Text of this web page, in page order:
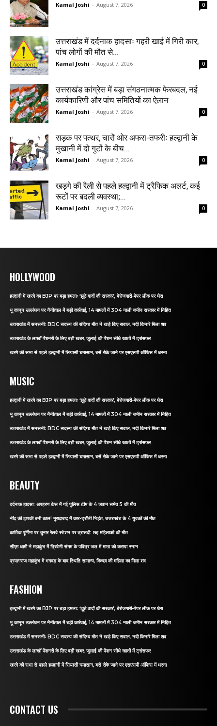
Kamal Joshi - August 7, 2026 0
उत्तराखंड में दर्दनाक हादसाः गहरी खाई में गिरी कार,
पांच लोगों की मौत से...
Kamal Joshi - August 7, 2026 0
उत्तराखंड कांग्रेस में बड़ा संगठनात्मक फेरबदल, नई
कार्यकारिणी और पांच समितियों का ऐलान
Kamal Joshi - August 7, 2026 0
सड़क पर पत्थर, चारों ओर अफरा-तफरीः हल्द्वानी के
मुखानी में दो गुटों के बीच...
Kamal Joshi - August 7, 2026 0
खड़गे की रैली से पहले हल्द्वानी में ट्रैफिक अलर्ट, कई
रूटों पर बदली व्यवस्था;...
Kamal Joshi - August 7, 2026 0
HOLLYWOOD
हल्द्वानी में खरगे का BJP पर बड़ा हमलाः ‘झूठे वादों की सरकार’, बेरोजगारी-पेपर लीक पर घेरा
भू कानून उल्लंघन पर नैनीताल में बड़ी कार्रवाई, 14 मामलों में 304 नाली जमीन सरकार में निहित
उत्तराखंड में सनसनीः BDC सदस्य की संदिग्ध मौत ने खड़े किए सवाल, नदी किनारे मिला शव
उत्तराखंड के लाखों पेंशनरों के लिए बड़ी खबर, जुलाई की पेंशन सीधे खातों में ट्रांसफर
खरगे की सभा से पहले हल्द्वानी में सियासी घमासान, बसें रोके जाने पर एसएसपी ऑफिस में धरना
MUSIC
हल्द्वानी में खरगे का BJP पर बड़ा हमलाः ‘झूठे वादों की सरकार’, बेरोजगारी-पेपर लीक पर घेरा
भू कानून उल्लंघन पर नैनीताल में बड़ी कार्रवाई, 14 मामलों में 304 नाली जमीन सरकार में निहित
उत्तराखंड में सनसनीः BDC सदस्य की संदिग्ध मौत ने खड़े किए सवाल, नदी किनारे मिला शव
उत्तराखंड के लाखों पेंशनरों के लिए बड़ी खबर, जुलाई की पेंशन सीधे खातों में ट्रांसफर
खरगे की सभा से पहले हल्द्वानी में सियासी घमासान, बसें रोके जाने पर एसएसपी ऑफिस में धरना
BEAUTY
दर्दनाक हादसा: अपहरण केस में गई पुलिस टीम के 4 जवान समेत 5 की मौत
नींद की झपकी बनी काल! मुरादाबाद में कार-ट्रॉली भिड़ंत, उत्तराखंड के 4 युवकों की मौत
कार्तिक पूर्णिमा पर चुनार रेलवे स्टेशन पर त्रासदी: छह महिलाओं की मौत
सीएम धामी ने महाकुंभ में त्रिवेणी संगम के पवित्र जल में माता को कराया स्नान
प्रयागराज महाकुंभ में भगदड़ के बाद स्थिति सामान्य, किच्छा की महिला का मिला शव
FASHION
हल्द्वानी में खरगे का BJP पर बड़ा हमलाः ‘झूठे वादों की सरकार’, बेरोजगारी-पेपर लीक पर घेरा
भू कानून उल्लंघन पर नैनीताल में बड़ी कार्रवाई, 14 मामलों में 304 नाली जमीन सरकार में निहित
उत्तराखंड में सनसनीः BDC सदस्य की संदिग्ध मौत ने खड़े किए सवाल, नदी किनारे मिला शव
उत्तराखंड के लाखों पेंशनरों के लिए बड़ी खबर, जुलाई की पेंशन सीधे खातों में ट्रांसफर
खरगे की सभा से पहले हल्द्वानी में सियासी घमासान, बसें रोके जाने पर एसएसपी ऑफिस में धरना
CONTACT US